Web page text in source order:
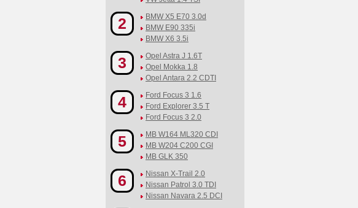
2
BMW X5 E70 3.0d
BMW E90 335i
BMW X6 3.5i
3
Opel Astra J 1.6T
Opel Mokka 1.8
Opel Antara 2.2 CDTI
4
Ford Focus 3 1.6
Ford Explorer 3.5 T
Ford Focus 3 2.0
5
MB W164 ML320 CDI
MB W204 C200 CGI
MB GLK 350
6
Nissan X-Trail 2.0
Nissan Patrol 3.0 TDI
Nissan Navara 2.5 DCI